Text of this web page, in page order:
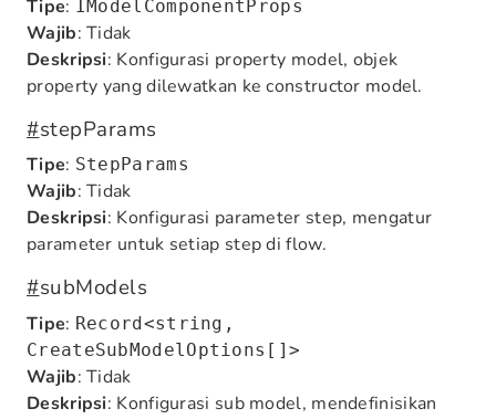
Tipe: IModelComponentProps
Wajib: Tidak
Deskripsi: Konfigurasi property model, objek
property yang dilewatkan ke constructor model.
#stepParams
Tipe: StepParams
Wajib: Tidak
Deskripsi: Konfigurasi parameter step, mengatur
parameter untuk setiap step di flow.
#subModels
Tipe: Record<string,
CreateSubModelOptions[]>
Wajib: Tidak
Deskripsi: Konfigurasi sub model, mendefinisikan